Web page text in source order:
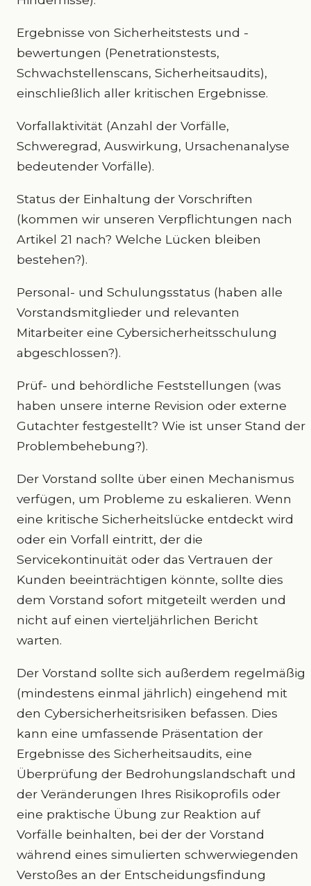
Ergebnisse von Sicherheitstests und -
bewertungen (Penetrationstests,
Schwachstellenscans, Sicherheitsaudits),
einschließlich aller kritischen Ergebnisse.
Vorfallaktivität (Anzahl der Vorfälle,
Schweregrad, Auswirkung, Ursachenanalyse
bedeutender Vorfälle).
Status der Einhaltung der Vorschriften
(kommen wir unseren Verpflichtungen nach
Artikel 21 nach? Welche Lücken bleiben
bestehen?).
Personal- und Schulungsstatus (haben alle
Vorstandsmitglieder und relevanten
Mitarbeiter eine Cybersicherheitsschulung
abgeschlossen?).
Prüf- und behördliche Feststellungen (was
haben unsere interne Revision oder externe
Gutachter festgestellt? Wie ist unser Stand der
Problembehebung?).
Der Vorstand sollte über einen Mechanismus
verfügen, um Probleme zu eskalieren. Wenn
eine kritische Sicherheitslücke entdeckt wird
oder ein Vorfall eintritt, der die
Servicekontinuität oder das Vertrauen der
Kunden beeinträchtigen könnte, sollte dies
dem Vorstand sofort mitgeteilt werden und
nicht auf einen vierteljährlichen Bericht
warten.
Der Vorstand sollte sich außerdem regelmäßig
(mindestens einmal jährlich) eingehend mit
den Cybersicherheitsrisiken befassen. Dies
kann eine umfassende Präsentation der
Ergebnisse des Sicherheitsaudits, eine
Überprüfung der Bedrohungslandschaft und
der Veränderungen Ihres Risikoprofils oder
eine praktische Übung zur Reaktion auf
Vorfälle beinhalten, bei der der Vorstand
während eines simulierten schwerwiegenden
Verstoßes an der Entscheidungsfindung